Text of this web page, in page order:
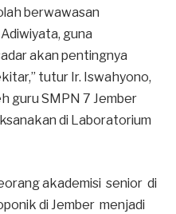
berwawasan
guna
akan pentingnya
tutur Ir. Iswahyono,
guru SMPN 7 Jember
di Laboratorium
akademisi senior di
di Jember menjadi